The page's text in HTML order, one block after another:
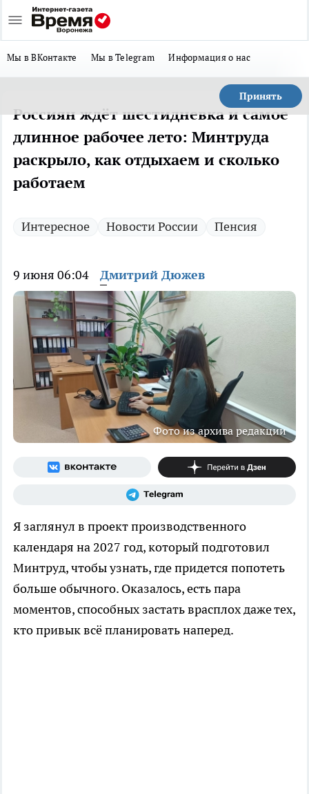
Мы в ВКонтакте Мы в Telegram Информация о нас
Принять
Россиян ждёт шестидневка и самое
длинное рабочее лето: Минтруда
раскрыло, как отдыхаем и сколько
работаем
Интересное Новости России Пенсия
9 июня 06:04 Дмитрий Дюжев
Фото из архива редакции
Я заглянул в проект производственного
календаря на 2027 год, который подготовил
Минтруд, чтобы узнать, где придется попотеть
больше обычного. Оказалось, есть пара
моментов, способных застать врасплох даже тех,
кто привык всё планировать наперед.